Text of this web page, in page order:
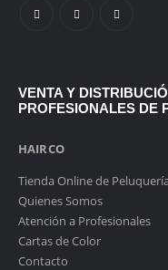
VENTA Y
PROFESIONALES DE
HAIRCO
Tienda Online de Peluquería
Quienes Somos
Atención a Profesionales
Cartas de Color
Contacto